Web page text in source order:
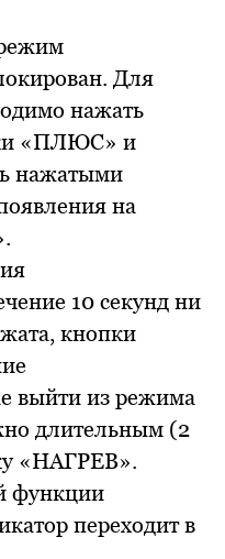
Для
нажать
«ПЛЮС» и
нажатыми
на
10 секунд ни
кнопки
выйти из режима
длительным (2
«НАГРЕВ».
функции
переходит в